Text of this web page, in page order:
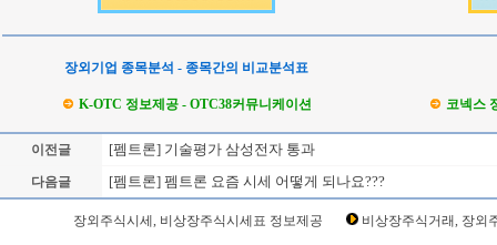
장외기업 종목분석 - 종목간의 비교분석표
K-OTC 정보제공 - OTC38커뮤니케이션 코넥스
이전글 [펨트론] 기술평가 삼성전자 통과
다음글 [펨트론] 펨트론 요즘 시세 어떻게 되나요???
장외주식시세, 비상장주식시세표 정보제공
비상장주식거래, 장외